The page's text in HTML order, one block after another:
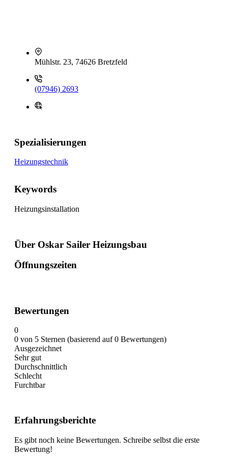
Mühlstr. 23, 74626 Bretzfeld
(07946) 2693
Spezialisierungen
Heizungstechnik
Keywords
Heizungsinstallation
Über Oskar Sailer Heizungsbau
Öffnungszeiten
Bewertungen
0
0 von 5 Sternen (basierend auf 0 Bewertungen)
Ausgezeichnet
Sehr gut
Durchschnittlich
Schlecht
Furchtbar
Erfahrungsberichte
Es gibt noch keine Bewertungen. Schreibe selbst die erste
Bewertung!